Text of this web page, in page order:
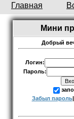
Главная
Мини
Добрый
Логин:
Пароль:
Забыл пароль|